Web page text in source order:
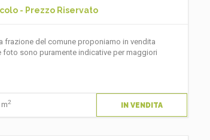
- Prezzo Riservato
frazione del comune proponiamo in vendita
foto sono puramente indicative per maggiori
2 IN VENDITA